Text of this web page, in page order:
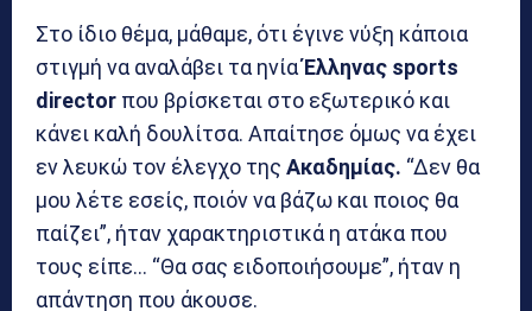
Στο ίδιο θέμα, μάθαμε, ότι έγινε νύξη κάποια
στιγμή να αναλάβει τα ηνίαΈλληνας sports
director που βρίσκεται στο εξωτερικό και
κάνει καλή δουλίτσα. Απαίτησε όμως να έχει
εν λευκώ τον έλεγχο της Ακαδημίας. “Δεν θα
μου λέτε εσείς, ποιόν να βάζω και ποιος θα
παίζει”, ήταν χαρακτηριστικά η ατάκα που
τους είπε… “Θα σας ειδοποιήσουμε”, ήταν η
απάντηση που άκουσε.